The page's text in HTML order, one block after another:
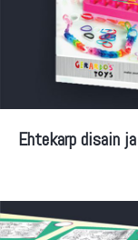
Ehtekarp disain